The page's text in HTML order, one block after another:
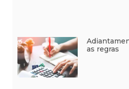
as regras